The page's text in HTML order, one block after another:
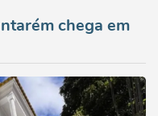
chega em